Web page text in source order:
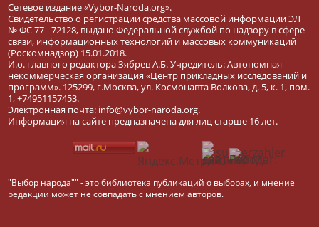
Сетевое издание «Vybor-Naroda.org».
Свидетельство о регистрации средства массовой информации ЭЛ
№ ФС 77 - 72128, выдано Федеральной службой по надзору в сфере
связи, информационных технологий и массовых коммуникаций
(Роскомнадзор) 15.01.2018.
И.о. главного редактора Зябрев А.Б. Учредитель: Автономная
некоммерческая организация «Центр прикладных исследований и
программ». 125299, г.Москва, ул. Космонавта Волкова, д. 5, к. 1, пом.
1, +74951157453.
Электронная почта: info@vybor-naroda.org.
Информация на сайте предназначена для лиц старше 16 лет.
"Выбор народа"" - это библиотека публикаций о выборах, и мнение
редакции может не совпадать с мнением авторов.